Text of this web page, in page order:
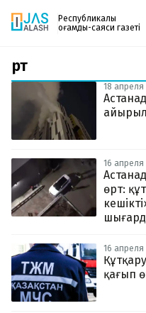
Республикалық
қоғамдық-саяси газеті
Жаңалықтар
Спорт
Live
Руханият
Аймақ
Архив
Заң және тәртіп
Редакциямен байланыс
+7 708 604 51 06
Жарнама бөлімі
Газетке жазылу
PDF форматтағы
поштаңызға алып
шыққан сәтте сізге бірден
өрт
18 апреля
16 апреля
өрт:
16 апреля
қағып